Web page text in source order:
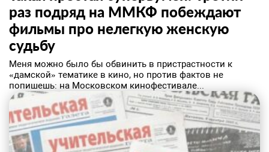
раз подряд на ММКФ побеждают
фильмы про нелегкую женскую
судьбу
Меня можно было бы обвинить в пристрастности к
«дамской» тематике в кино, но против фактов не
попишешь: на Московском кинофестивале...